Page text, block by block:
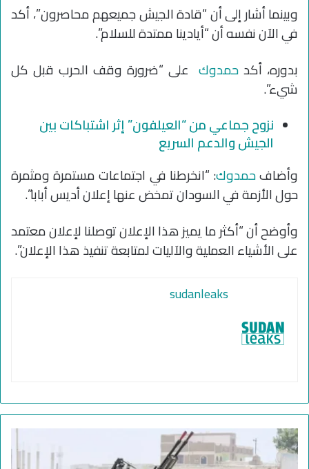
وبينما أشار إلى أن “قادة الجيش جميعهم محاصرون”، أكد
في الآن نفسه أن “أيادينا ممتدة للسلام”.
بدوره، أكد حمدوك على “ضرورة وقف الحرب قبل كل
شيء”.
نزوح جماعي من “العيلفون” إثر اشتباكات بين
الجيش والدعم السريع
وأضافحمدوك: “انخرطنا في اجتماعات مستمرة ومثمرة
حول الأزمة في السودان تمخض عنها إعلان أديس أبابا”.
وأوضح أن “أكثر ما يميز هذا الإعلان توصلنا لإعلان معتمد
على الأشياء العملية والآليات لمتابعة تنفيذ هذا الإعلان”.
sudanleaks
م
خ